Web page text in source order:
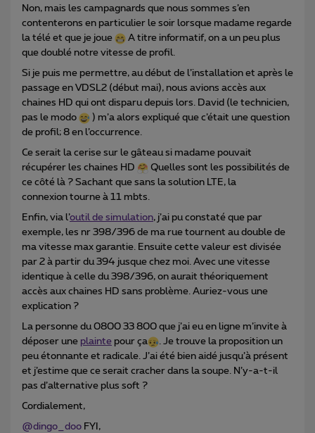
Non, mais les campagnards que nous sommes s’en
contenterons en particulier le soir lorsque madame regarde
la télé et que je joue
A titre informatif, on a un peu plus
que doublé notre vitesse de profil.
Si je puis me permettre, au début de l’installation et après le
passage en VDSL2 (début mai), nous avions accès aux
chaines HD qui ont disparu depuis lors. David (le technicien,
pas le modo
) m’a alors expliqué que c’était une question
de profil; 8 en l’occurrence.
Ce serait la cerise sur le gâteau si madame pouvait
récupérer les chaines HD
Quelles sont les possibilités de
ce côté là ? Sachant que sans la solution LTE, la
connexion tourne à 11 mbts.
Enfin, via l’outil de simulation, j’ai pu constaté que par
exemple, les nr 398/396 de ma rue tournent au double de
ma vitesse max garantie. Ensuite cette valeur est divisée
par 2 à partir du 394 jusque chez moi. Avec une vitesse
identique à celle du 398/396, on aurait théoriquement
accès aux chaines HD sans problème. Auriez-vous une
explication ?
La personne du 0800 33 800 que j’ai eu en ligne m’invite à
déposer une plainte pour ça
. Je trouve la proposition un
peu étonnante et radicale. J’ai été bien aidé jusqu’à présent
et j’estime que ce serait cracher dans la soupe. N’y-a-t-il
pas d’alternative plus soft ?
Cordialement,
@dingo_doo FYI,